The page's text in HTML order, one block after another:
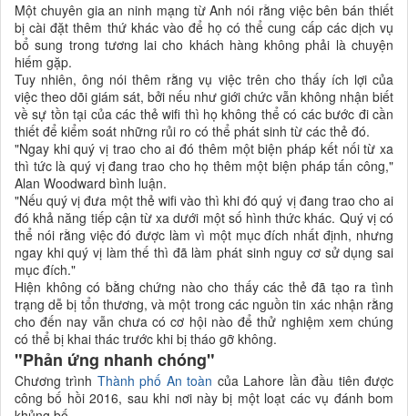
Một chuyên gia an ninh mạng từ Anh nói rằng việc bên bán thiết
bị cài đặt thêm thứ khác vào để họ có thể cung cấp các dịch vụ
bổ sung trong tương lai cho khách hàng không phải là chuyện
hiếm gặp.
Tuy nhiên, ông nói thêm rằng vụ việc trên cho thấy ích lợi của
việc theo dõi giám sát, bởi nếu như giới chức vẫn không nhận biết
về sự tồn tại của các thẻ wifi thì họ không thể có các bước đi cần
thiết để kiểm soát những rủi ro có thể phát sinh từ các thẻ đó.
"Ngay khi quý vị trao cho ai đó thêm một biện pháp kết nối từ xa
thì tức là quý vị đang trao cho họ thêm một biện pháp tấn công,"
Alan Woodward bình luận.
"Nếu quý vị đưa một thẻ wifi vào thì khi đó quý vị đang trao cho ai
đó khả năng tiếp cận từ xa dưới một số hình thức khác. Quý vị có
thể nói rằng việc đó được làm vì một mục đích nhất định, nhưng
ngay khi quý vị làm thế thì đã làm phát sinh nguy cơ sử dụng sai
mục đích."
Hiện không có bằng chứng nào cho thấy các thẻ đã tạo ra tình
trạng dễ bị tổn thương, và một trong các nguồn tin xác nhận rằng
cho đến nay vẫn chưa có cơ hội nào để thử nghiệm xem chúng
có thể bị khai thác trước khi bị tháo gỡ không.
"Phản ứng nhanh chóng"
Chương trình Thành phố An toàn của Lahore lần đầu tiên được
công bố hồi 2016, sau khi nơi này bị một loạt các vụ đánh bom